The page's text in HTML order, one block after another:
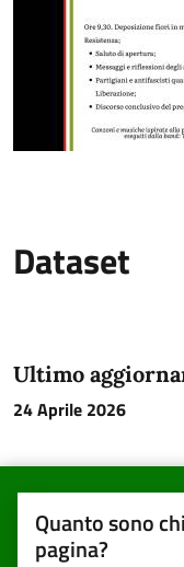
Dataset
Ultimo
24 Aprile 2026
Quanto sono
pagina?